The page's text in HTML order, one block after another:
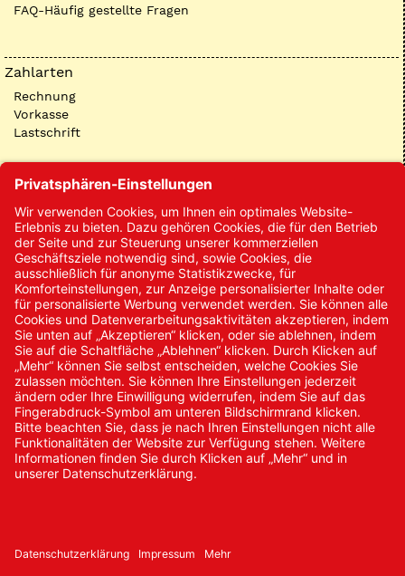
FAQ-Häufig gestellte Fragen
Zahlarten
Rechnung
Vorkasse
Lastschrift
Kontakt
Kontakt/Anfrage
Neukundenanmeldung
Kennwort vergessen
Bestellungen
Sendung verfolgen
© 2024 Promed Vertriebsgesellschaft mbH | Alle Rechte